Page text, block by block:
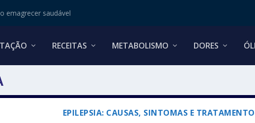
emagrecer saudável
RECEITAS METABOLISMO DORES
EPILEPSIA: CAUSAS, SINTOMAS E